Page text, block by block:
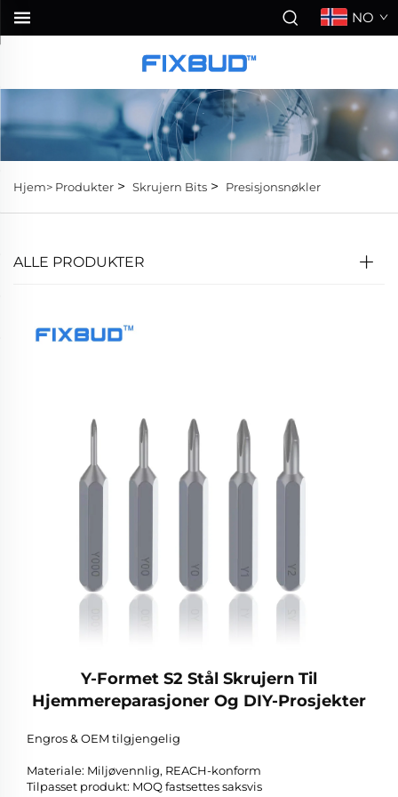
NO
Hjem> Produkter > Skrujern Bits > Presisjonsnøkler
ALLE PRODUKTER
Y-Formet S2 Stål Skrujern Til
Hjemmereparasjoner Og DIY-Prosjekter
Engros & OEM tilgjengelig
Materiale: Miljøvennlig, REACH-konform
Tilpasset produkt: MOQ fastsettes saksvis